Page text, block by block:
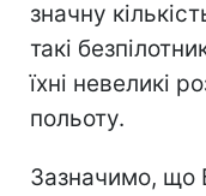
значну
такі
їхні невеликі
польоту.
Зазначимо, що